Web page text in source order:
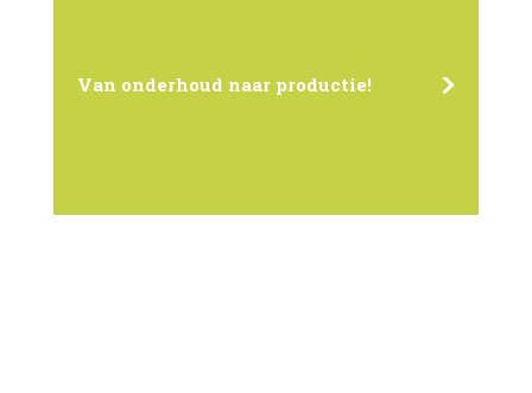
Van onderhoud naar productie!